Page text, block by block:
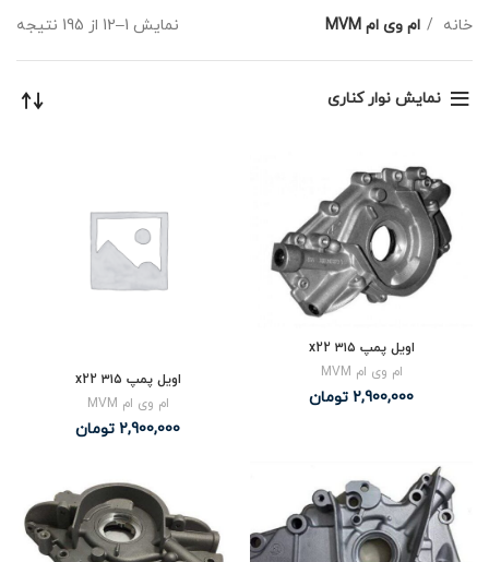
خانه ام وی ام MVM نمایش 1–12 از 195 نتیجه
نمایش نوار کناری
اویل پمپ ۳۱۵ x22
ام وی ام MVM
2,900,000 تومان
اویل پمپ ۳۱۵ x22
ام وی ام MVM
2,900,000 تومان